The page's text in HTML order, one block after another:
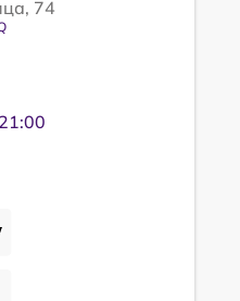
74